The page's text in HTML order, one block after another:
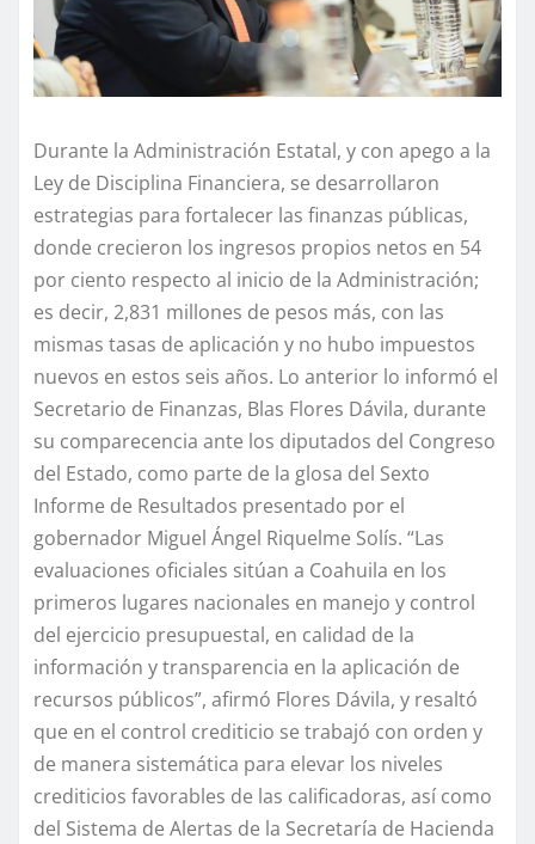
Durante la Administración Estatal, y con apego a la
Ley de Disciplina Financiera, se desarrollaron
estrategias para fortalecer las finanzas públicas,
donde crecieron los ingresos propios netos en 54
por ciento respecto al inicio de la Administración;
es decir, 2,831 millones de pesos más, con las
mismas tasas de aplicación y no hubo impuestos
nuevos en estos seis años. Lo anterior lo informó el
Secretario de Finanzas, Blas Flores Dávila, durante
su comparecencia ante los diputados del Congreso
del Estado, como parte de la glosa del Sexto
Informe de Resultados presentado por el
gobernador Miguel Ángel Riquelme Solís. “Las
evaluaciones oficiales sitúan a Coahuila en los
primeros lugares nacionales en manejo y control
del ejercicio presupuestal, en calidad de la
información y transparencia en la aplicación de
recursos públicos”, afirmó Flores Dávila, y resaltó
que en el control crediticio se trabajó con orden y
de manera sistemática para elevar los niveles
crediticios favorables de las calificadoras, así como
del Sistema de Alertas de la Secretaría de Hacienda